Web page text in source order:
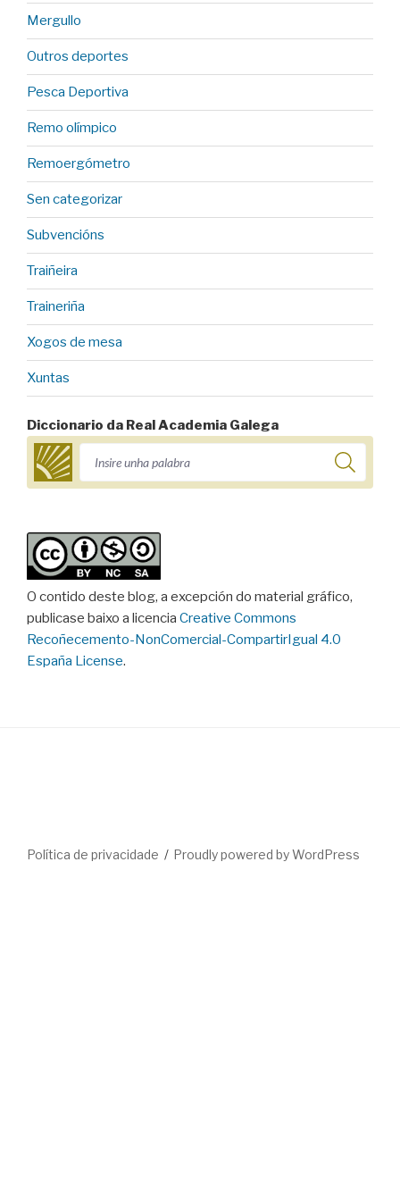
Mergullo
Outros deportes
Pesca Deportiva
Remo olímpico
Remoergómetro
Sen categorizar
Subvencións
Traiñeira
Traineriña
Xogos de mesa
Xuntas
Diccionario da Real Academia Galega
O contido deste blog, a excepción do material gráfico,
publicase baixo a licencia Creative Commons
Recoñecemento-NonComercial-CompartirIgual 4.0
España License.
Política de privacidade Proudly powered by WordPress